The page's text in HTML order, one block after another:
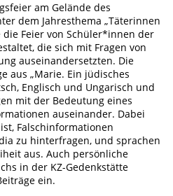
am Gelände des
dem Jahresthema „Täterinnen
Feier von Schüler*innen der
die sich mit Fragen von
auseinandersetzten. Die
aus „Marie. Ein jüdisches
Englisch und Ungarisch und
mit der Bedeutung eines
auseinander. Dabei
Falschinformationen
zu hinterfragen, und sprachen
aus. Auch persönliche
in der KZ-Gedenkstätte
ein.